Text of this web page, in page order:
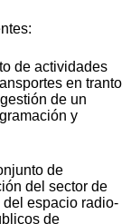
de actividades
en tranto
de un
y
de
del sector de
espacio radio-
de